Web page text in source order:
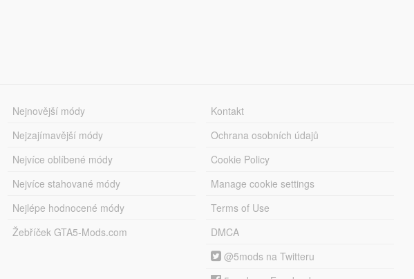
Nejnovější módy
Nejzajímavější módy
Nejvíce oblíbené módy
Nejvíce stahované módy
Nejlépe hodnocené módy
Žebříček GTA5-Mods.com
Kontakt
Ochrana osobních údajů
Cookie Policy
Manage cookie settings
Terms of Use
DMCA
@5mods na Twitteru